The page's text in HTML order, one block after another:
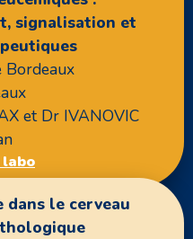
signalisation et
Bordeaux
et Dr IVANOVIC
dans le cerveau